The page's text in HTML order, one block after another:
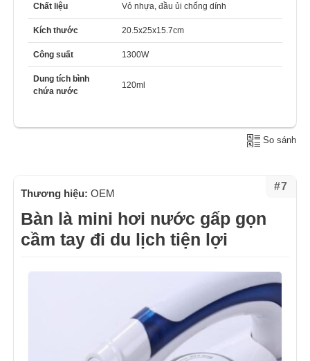
Chất liệu Vỏ nhựa, đầu ủi chống dính
Kích thước 20.5x25x15.7cm
Công suất 1300W
Dung tích bình
chứa nước
120ml
So sánh
#7
Thương hiệu: OEM
Bàn là mini hơi nước gấp gọn
cầm tay đi du lịch tiện lợi